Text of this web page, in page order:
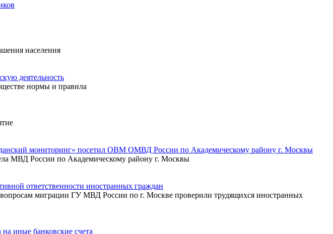
населения
деятельность
нормы и правила
мониторинг» посетил ОВМ ОМВД России по Академическому району г. Москвы
МВД России по Академическому району г. Москвы
ответственности иностранных граждан
миграции ГУ МВД России по г. Москве проверили трудящихся иностранных
иные банковские счета